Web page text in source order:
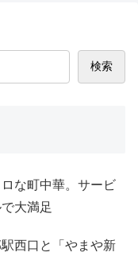
検索
な町中華。サービ
大満足
西口と「やまや新